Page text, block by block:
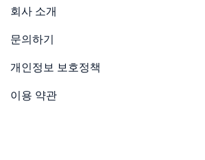
회사 소개
문의하기
개인정보 보호정책
이용 약관